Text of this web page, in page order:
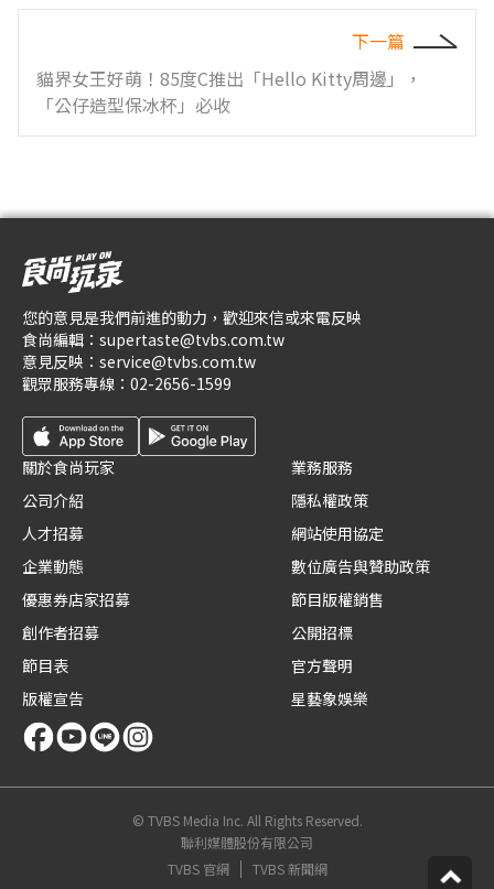
下一篇
貓界女王好萌！85度C推出「Hello Kitty周邊」，
「公仔造型保冰杯」必收
您的意見是我們前進的動力，歡迎來信或來電反映
食尚編輯： supertaste@tvbs.com.tw
意見反映： service@tvbs.com.tw
觀眾服務專線： 02-2656-1599
關於食尚玩家
公司介紹
人才招募
企業動態
優惠券店家招募
創作者招募
節目表
版權宣告
業務服務
隱私權政策
網站使用協定
數位廣告與贊助政策
節目版權銷售
公開招標
官方聲明
星藝象娛樂
© TVBS Media Inc. All Rights Reserved.
聯利媒體股份有限公司
TVBS 官網
TVBS 新聞網